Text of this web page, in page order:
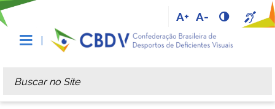
A+ A-
Busca
Busca Avançada…